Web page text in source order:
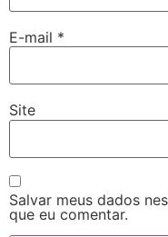
E-mail *
Site
Salvar meus dados
que eu comentar.